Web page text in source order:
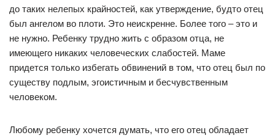
до таких нелепых крайностей, как утверждение, будто отец
был ангелом во плоти. Это неискренне. Более того – это и
не нужно. Ребенку трудно жить с образом отца, не
имеющего никаких человеческих слабостей. Маме
придется только избегать обвинений в том, что отец был по
существу подлым, эгоистичным и бесчувственным
человеком.
Любому ребенку хочется думать, что его отец обладает